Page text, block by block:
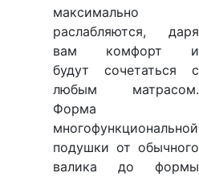
максимально
раслабляются, даря
вам комфорт и
будут сочетаться с
любым матрасом.
Форма
многофункциональной
подушки от обычного
валика до формы